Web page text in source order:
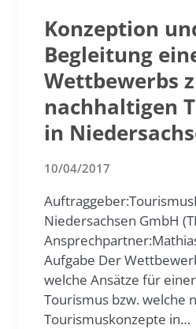
Konzeption
Begleitung
Wettbewerbs
nachhaltigen
in
10/04/2017
Niedersachsen GmbH
Aufgabe Der
welche Ansätze für
Tourismus bzw. welche
Tourismuskonzepte in…